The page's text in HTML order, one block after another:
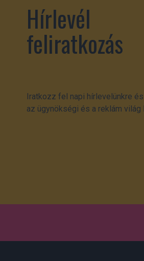
Hírlevél
feliratkozás
Iratkozz fel napi hírlevelünkre
az ügynökségi és a reklám